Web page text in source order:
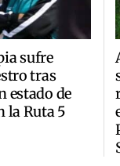
sufre
tras
estado de
la Ruta 5